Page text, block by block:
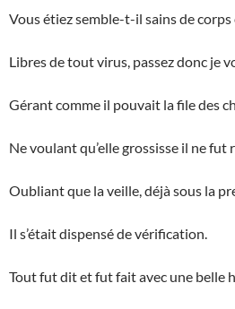
Vous étiez semble-t-il sains de corps
Libres de tout virus, passez donc je
Gérant comme il pouvait la file des
Ne voulant qu’elle grossisse il ne fut
Oubliant que la veille, déjà sous la
Il s’était dispensé de vérification.
Tout fut dit et fut fait avec une belle